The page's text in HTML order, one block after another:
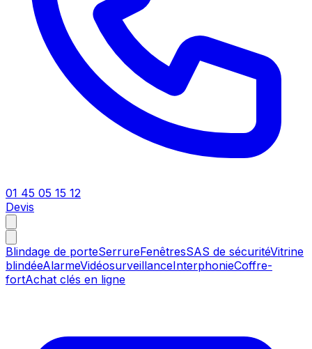
01 45 05 15 12
Devis
Blindage de porteSerrureFenêtresSAS de sécuritéVitrine
blindéeAlarmeVidéosurveillanceInterphonieCoffre-
fortAchat clés en ligne